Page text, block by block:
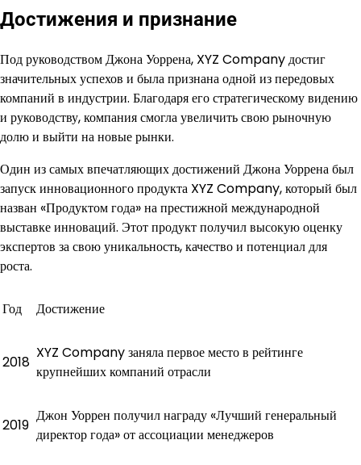
Достижения и признание
Под руководством Джона Уоррена, XYZ Company достиг
значительных успехов и была признана одной из передовых
компаний в индустрии. Благодаря его стратегическому видению
и руководству, компания смогла увеличить свою рыночную
долю и выйти на новые рынки.
Один из самых впечатляющих достижений Джона Уоррена был
запуск инновационного продукта XYZ Company, который был
назван «Продуктом года» на престижной международной
выставке инноваций. Этот продукт получил высокую оценку
экспертов за свою уникальность, качество и потенциал для
роста.
Год Достижение
2018
XYZ Company заняла первое место в рейтинге
крупнейших компаний отрасли
2019
Джон Уоррен получил награду «Лучший генеральный
директор года» от ассоциации менеджеров